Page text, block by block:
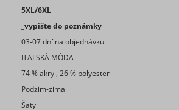
5XL/6XL
_vypište do poznámky
03-07 dní na objednávku
ITALSKÁ MÓDA
74 % akryl, 26 % polyester
Podzim-zima
Šaty